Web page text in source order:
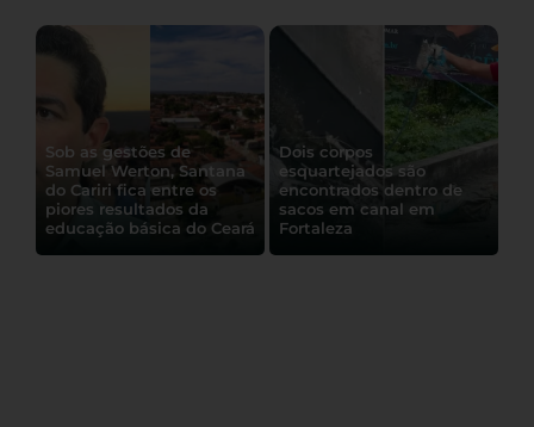
Sob as gestões de
Samuel Werton, Santana
do Cariri fica entre os
piores resultados da
educação básica do Ceará
Dois corpos
esquartejados são
encontrados dentro de
sacos em canal em
Fortaleza
GCM apreende quatro
motocicletas irregulares